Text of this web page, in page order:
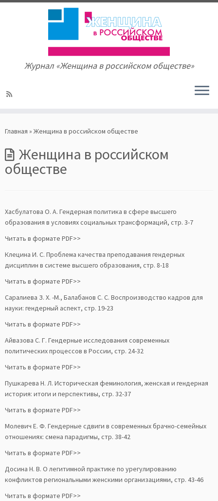
to
Журнал «Женщина в российском обществе»
Главная » Женщина в российском обществе
Женщина в российском
обществе
Хасбулатова О. А. Гендерная политика в сфере высшего
образования в условиях социальных трансформаций, стр. 3-7
Читать в формате PDF>>
Клецина И. С. Проблема качества преподавания гендерных
дисциплин в системе высшего образования, стр. 8-18
Читать в формате PDF>>
Саралиева З. Х. -М., Балабанов С. С. Воспроизводство кадров для
науки: гендерный аспект, стр. 19-23
Читать в формате PDF>>
Айвазова С. Г. Гендерные исследования современных
политических процессов в России, стр. 24-32
Читать в формате PDF>>
Пушкарева Н. Л. Историческая феминология, женская и гендерная
история: итоги и перспективы, стр. 32-37
Читать в формате PDF>>
Молевич Е. Ф. Гендерные сдвиги в современных брачно-семейных
отношениях: смена парадигмы, стр. 38-42
Читать в формате PDF>>
Досина Н. В. О легитимной практике по урегулированию
конфликтов региональными женскими организациями, стр. 43-46
Читать в формате PDF>>